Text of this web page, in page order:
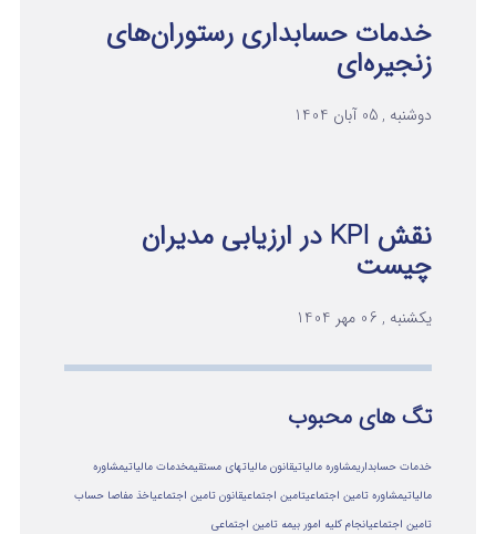
خدمات حسابداری رستوران‌های
زنجیره‌ای
دوشنبه , 05 آبان 1404
نقش KPI در ارزیابی مدیران
چیست
یکشنبه , 06 مهر 1404
تگ های محبوب
خدمات حسابداریمشاوره مالیاتیقانون مالیاتهای مستقیمخدمات مالیاتیمشاوره
مالياتيمشاوره تامین اجتماعیتامین اجتماعیقانون تامین اجتماعیاخذ مفاصا حساب
تامین اجتماعیانجام کلیه امور بیمه تامین اجتماعی